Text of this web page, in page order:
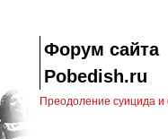
Форум сайта
Pobedish.ru
Преодоление суицида